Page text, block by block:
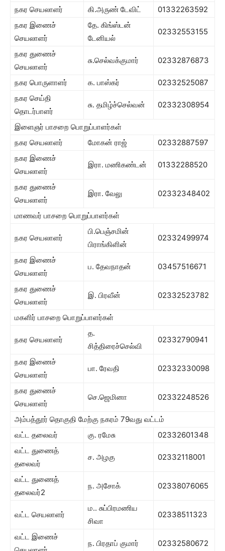
நகர செயலாளர் கி.அருண் டேவிட்
01332263592
நகர இணைச்
செயலாளர்
தே. கிங்ஸ்டன்
டேனியல்
02332553155
நகர துணைச்
செயலாளர்
சு.செல்வக்குமார் 02332876873
நகர பொருளாளர் க. பாஸ்கர்
02332525087
நகர செய்தி
தொடர்பாளர்
சு. தமிழ்ச்செல்வன் 02332308954
இளைஞர் பாசறை பொறுப்பாளர்கள்
நகர செயலாளர்
மோகன் ராஜ்
02332887597
நகர இணைச்
செயலாளர்
இரா. மணிகண்டன் 01332288520
நகர துணைச்
செயலாளர்
இரா. வேலு 02332348402
மாணவர் பாசறை பொறுப்பாளர்கள்
நகர செயலாளர்
பி.பெஞ்சமின்
பிராங்கிளின்
02332499974
நகர இணைச்
செயலாளர்
ப. தேவநாதன் 03457516671
நகர துணைச்
செயலாளர்
இ. பிரவீன் 02332523782
மகளிர் பாசறை பொறுப்பாளர்கள்
நகர செயலாளர்
த.
சித்திரைச்செல்வி
02332790941
நகர இணைச்
செயலாளர்
பா. ரேவதி 02332330098
நகர துணைச்
செயலாளர்
செ.ஜெமினா 02332248526
அம்பத்தூர் தொகுதி மேற்கு நகரம் 79வது வட்டம்
வட்ட தலைவர்
கு. ரமேசு
02332601348
வட்ட துணைத்
தலைவர்
ச. அழகு 02332118001
வட்ட துணைத்
தலைவர்2
ந. அசோக் 02338076065
வட்ட செயலாளர்
ம.. சுப்பிரமணிய
சிவா
02338511323
வட்ட இணைச்
ந. பிரதாப் குமார் 02332580672